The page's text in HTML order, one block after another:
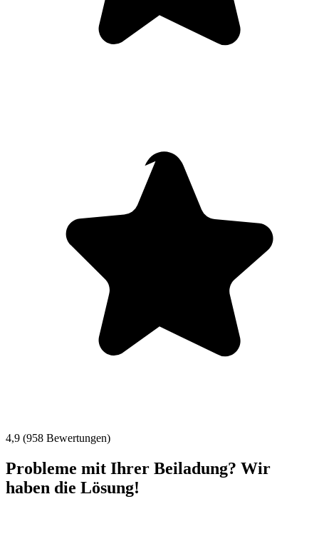
4,9 (958 Bewertungen)
Probleme mit Ihrer Beiladung? Wir
haben die Lösung!